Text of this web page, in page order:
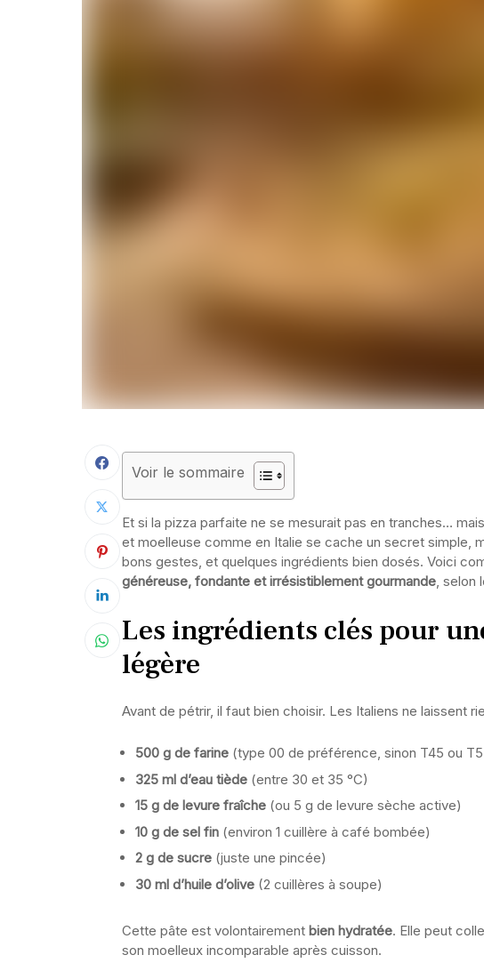
Voir le sommaire
Et si la pizza parfaite ne se mesurait pas en tranches…
et moelleuse comme en Italie se cache un secret simple,
bons gestes, et quelques ingrédients bien dosés. Voici
généreuse, fondante et irrésistiblement gourmande, selon
Les ingrédients clés pour
légère
Avant de pétrir, il faut bien choisir. Les Italiens ne laissent
500 g de farine (type 00 de préférence, sinon T45 ou
325 ml d’eau tiède (entre 30 et 35 °C)
15 g de levure fraîche (ou 5 g de levure sèche active)
10 g de sel fin (environ 1 cuillère à café bombée)
2 g de sucre (juste une pincée)
30 ml d’huile d’olive (2 cuillères à soupe)
Cette pâte est volontairement bien hydratée. Elle peut
son moelleux incomparable après cuisson.